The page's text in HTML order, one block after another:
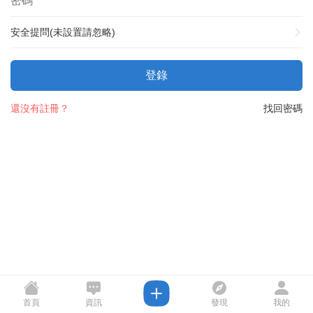
安全提問(未設置請忽略)
登錄
找回密碼
還沒有註冊？
首頁 資訊 發現 我的